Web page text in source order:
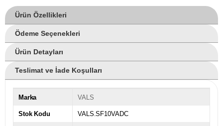
Ürün Özellikleri
Ödeme Seçenekleri
Ürün Detayları
Teslimat ve İade Koşulları
Marka VALS
Stok Kodu VALS.SF10VADC